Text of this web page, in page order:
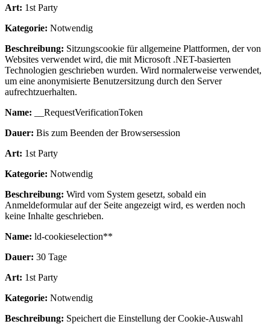
Art: 1st Party
Kategorie: Notwendig
Beschreibung: Sitzungscookie für allgemeine Plattformen, der von
Websites verwendet wird, die mit Microsoft .NET-basierten
Technologien geschrieben wurden. Wird normalerweise verwendet,
um eine anonymisierte Benutzersitzung durch den Server
aufrechtzuerhalten.
Name: __RequestVerificationToken
Dauer: Bis zum Beenden der Browsersession
Art: 1st Party
Kategorie: Notwendig
Beschreibung: Wird vom System gesetzt, sobald ein
Anmeldeformular auf der Seite angezeigt wird, es werden noch
keine Inhalte geschrieben.
Name: ld-cookieselection**
Dauer: 30 Tage
Art: 1st Party
Kategorie: Notwendig
Beschreibung: Speichert die Einstellung der Cookie-Auswahl